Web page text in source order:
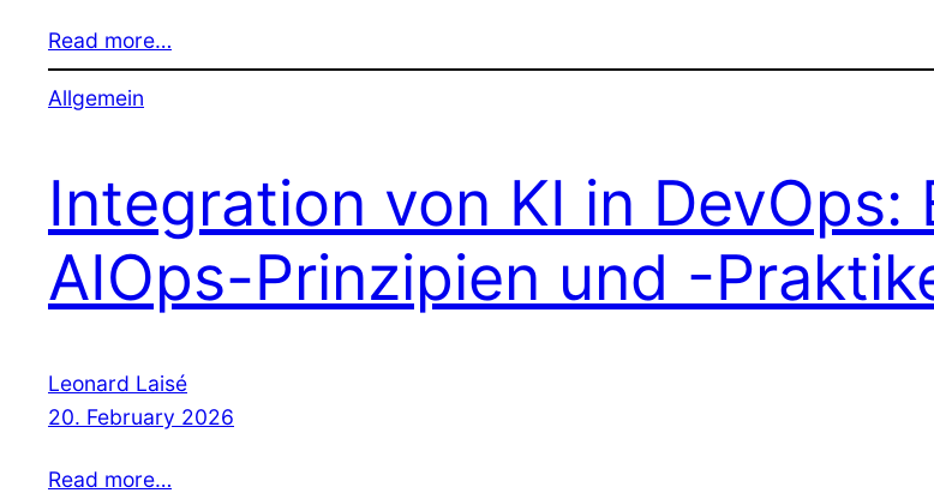
Read more…
Allgemein
Integration von KI in DevOps:
AIOps-Prinzipien und -
Leonard Laisé
20. February 2026
Read more…